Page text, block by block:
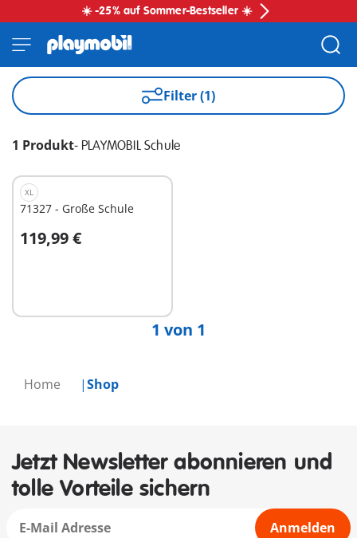
☀️ -25% auf Sommer-Bestseller ☀️
Home Shop
Filter (1)
1 Produkt- PLAYMOBIL Schule
XL
71327 - Große Schule
119,99 €
In den Warenkorb
1 von 1
Jetzt Newsletter abonnieren und
tolle Vorteile sichern
Anmelden